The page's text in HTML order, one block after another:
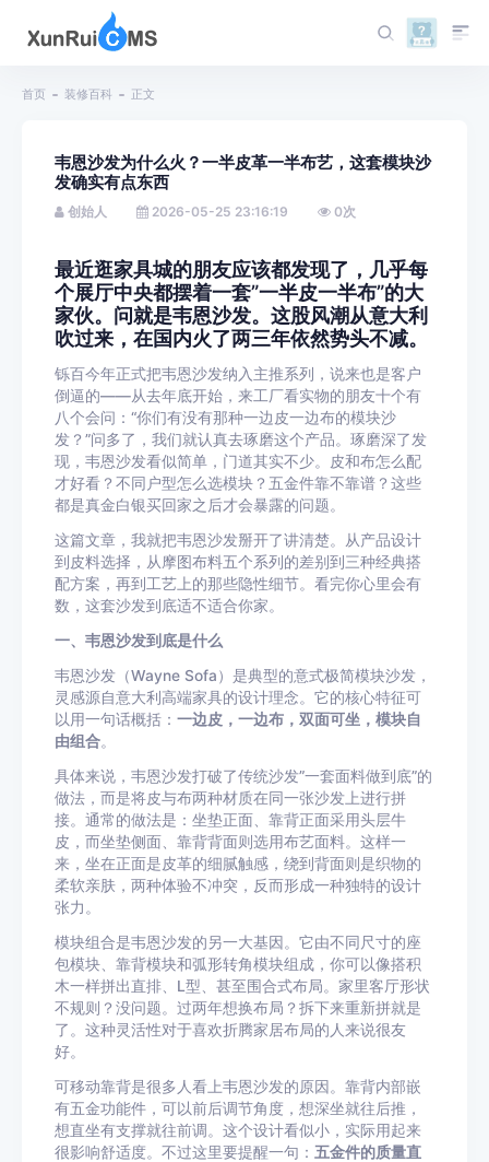
首页 装修百科 正文
韦恩沙发为什么火？一半皮革一半布艺，这套模块沙
发确实有点东西
创始人 2026-05-25 23:16:19 0次
最近逛家具城的朋友应该都发现了，几乎每
个展厅中央都摆着一套”一半皮一半布”的大
家伙。问就是韦恩沙发。这股风潮从意大利
吹过来，在国内火了两三年依然势头不减。
铄百今年正式把韦恩沙发纳入主推系列，说来也是客户
倒逼的——从去年底开始，来工厂看实物的朋友十个有
八个会问：“你们有没有那种一边皮一边布的模块沙
发？”问多了，我们就认真去琢磨这个产品。琢磨深了发
现，韦恩沙发看似简单，门道其实不少。皮和布怎么配
才好看？不同户型怎么选模块？五金件靠不靠谱？这些
都是真金白银买回家之后才会暴露的问题。
这篇文章，我就把韦恩沙发掰开了讲清楚。从产品设计
到皮料选择，从摩图布料五个系列的差别到三种经典搭
配方案，再到工艺上的那些隐性细节。看完你心里会有
数，这套沙发到底适不适合你家。
一、韦恩沙发到底是什么
韦恩沙发（Wayne Sofa）是典型的意式极简模块沙发，
灵感源自意大利高端家具的设计理念。它的核心特征可
以用一句话概括： 一边皮，一边布，双面可坐，模块自
由组合。
具体来说，韦恩沙发打破了传统沙发”一套面料做到底”的
做法，而是将皮与布两种材质在同一张沙发上进行拼
接。通常的做法是：坐垫正面、靠背正面采用头层牛
皮，而坐垫侧面、靠背背面则选用布艺面料。这样一
来，坐在正面是皮革的细腻触感，绕到背面则是织物的
柔软亲肤，两种体验不冲突，反而形成一种独特的设计
张力。
模块组合是韦恩沙发的另一大基因。它由不同尺寸的座
包模块、靠背模块和弧形转角模块组成，你可以像搭积
木一样拼出直排、L型、甚至围合式布局。家里客厅形状
不规则？没问题。过两年想换布局？拆下来重新拼就是
了。这种灵活性对于喜欢折腾家居布局的人来说很友
好。
可移动靠背是很多人看上韦恩沙发的原因。靠背内部嵌
有五金功能件，可以前后调节角度，想深坐就往后推，
想直坐有支撑就往前调。这个设计看似小，实际用起来
很影响舒适度。不过这里要提醒一句： 五金件的质量直